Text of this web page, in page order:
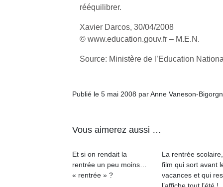
rééquilibrer.
Xavier Darcos, 30/04/2008
© www.education.gouv.fr – M.E.N.
Source: Ministère de l’Education
Publié le 5 mai 2008 par Anne Vaneson-
Vous aimerez aussi …
Et si on rendait la
rentrée un peu moins…
« rentrée » ?
La rentrée
film qui sort avant
vacances et qui